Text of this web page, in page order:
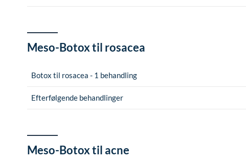
Meso-Botox til rosacea
Botox til rosacea - 1 behandling
Efterfølgende behandlinger
Meso-Botox til acne